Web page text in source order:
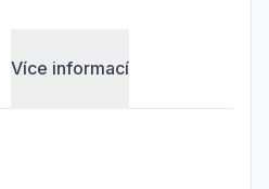
Více informací